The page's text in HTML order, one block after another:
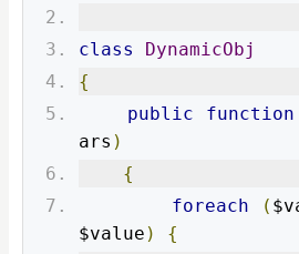
class
DynamicObj
{
public
function
ars )
{
foreach
(
$value )
{